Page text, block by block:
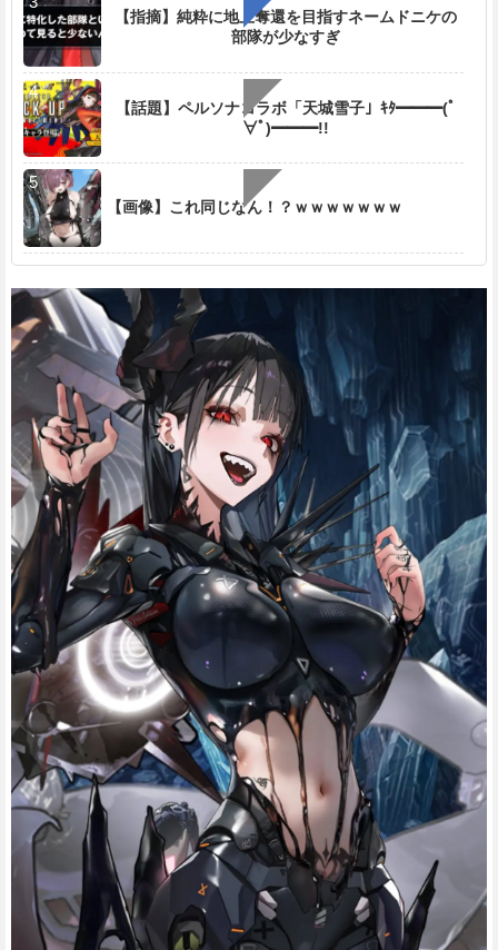
【指摘】純粋に地上奪還を目指すネームドニケの
部隊が少なすぎ
【話題】ペルソナコラボ「天城雪子」ｷﾀ━━━(ﾟ
∀ﾟ)━━━!!
【画像】これ同じなん！？ｗｗｗｗｗｗｗ